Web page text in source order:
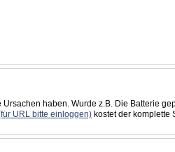
haben. Wurde z.B. Die Batterie
URL bitte einloggen) kostet der komplette